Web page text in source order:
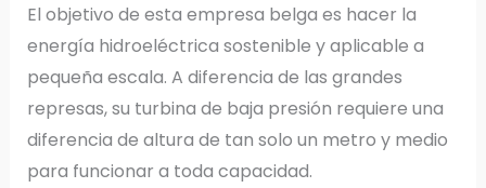
El objetivo de esta empresa belga es hacer la
energía hidroeléctrica sostenible y aplicable a
pequeña escala. A diferencia de las grandes
represas, su turbina de baja presión requiere una
diferencia de altura de tan solo un metro y medio
para funcionar a toda capacidad.